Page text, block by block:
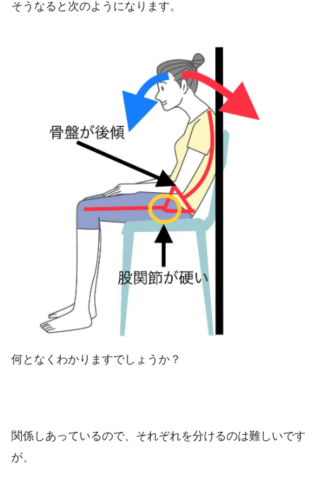
そうなると次のようになります。
何となくわかりますでしょうか？
関係しあっているので、それぞれを分けるのは難しいです
が、